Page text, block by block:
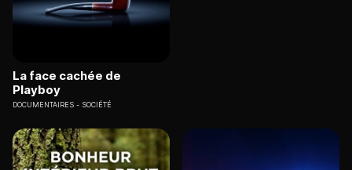
La face cachée de
Playboy
DOCUMENTAIRES SOCIÉTÉ